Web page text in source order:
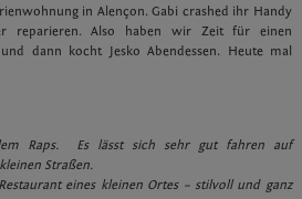
in Alençon. Gabi crashed ihr Handy
reparieren. Also haben wir Zeit für einen
dann kocht Jesko Abendessen. Heute mal
Raps. Es lässt sich sehr gut fahren auf
Straßen.
eines kleinen Ortes – stilvoll und ganz